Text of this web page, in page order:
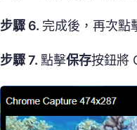
步驟 6. 完成後，再次點
步驟 7. 點擊保存按鈕將